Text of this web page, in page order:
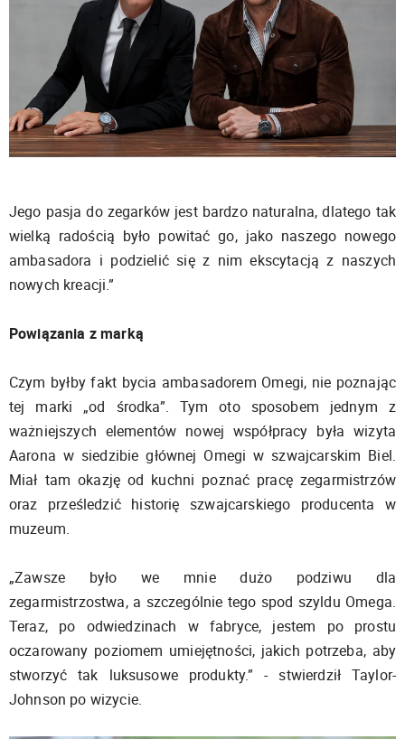
Jego pasja do zegarków jest bardzo naturalna, dlatego tak
wielką radością było powitać go, jako naszego nowego
ambasadora i podzielić się z nim ekscytacją z naszych
nowych kreacji.”
Powiązania z marką
Czym byłby fakt bycia ambasadorem Omegi, nie poznając
tej marki „od środka”. Tym oto sposobem jednym z
ważniejszych elementów nowej współpracy była wizyta
Aarona w siedzibie głównej Omegi w szwajcarskim Biel.
Miał tam okazję od kuchni poznać pracę zegarmistrzów
oraz prześledzić historię szwajcarskiego producenta w
muzeum.
„Zawsze było we mnie dużo podziwu dla
zegarmistrzostwa, a szczególnie tego spod szyldu Omega.
Teraz, po odwiedzinach w fabryce, jestem po prostu
oczarowany poziomem umiejętności, jakich potrzeba, aby
stworzyć tak luksusowe produkty.” - stwierdził Taylor-
Johnson po wizycie.